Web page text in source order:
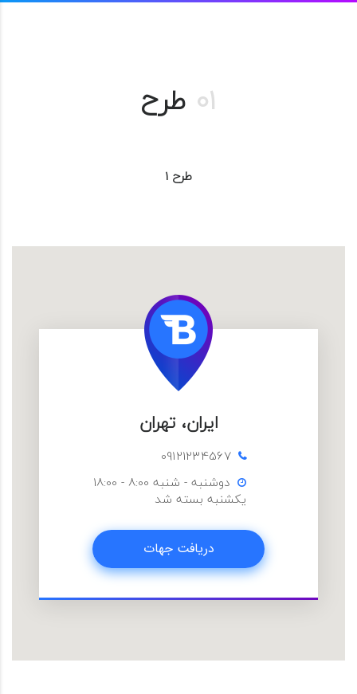
01 طرح
طرح 1
ایران، تهران
09121234567
دوشنبه - شنبه 8:00 - 18:00
یکشنبه بسته شد
دریافت جهات
دریافت جهات